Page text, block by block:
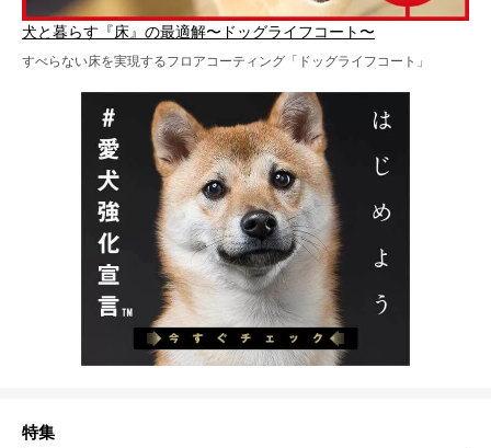
犬と暮らす『床』の最適解〜ドッグライフコート〜
すべらない床を実現するフロアコーティング「ドッグライフコート」
特集